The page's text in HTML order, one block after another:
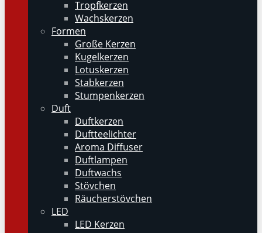
Tropfkerzen
Wachskerzen
Formen
Große Kerzen
Kugelkerzen
Lotuskerzen
Stabkerzen
Stumpenkerzen
Duft
Duftkerzen
Duftteelichter
Aroma Diffuser
Duftlampen
Duftwachs
Stövchen
Räucherstövchen
LED
LED Kerzen